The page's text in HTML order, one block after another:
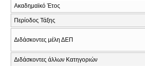
Ακαδημαϊκό Έτος
Περίοδος Τάξης
Διδάσκοντες μέλη ΔΕΠ
Διδάσκοντες άλλων Κατηγοριών